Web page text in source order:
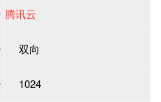
腾讯云
双向
1024